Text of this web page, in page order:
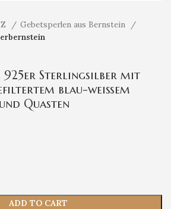
Gebetsperlen aus Bernstein
925er Sterlingsilber mit
blau-weißem
Quasten
ADD TO CART